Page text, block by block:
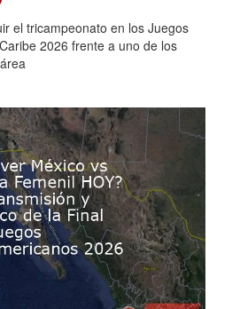
el tricampeonato en los Juegos
2026 frente a uno de los